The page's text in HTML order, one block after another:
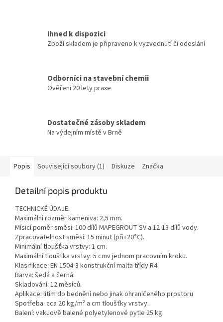
Ihned k dispozici
Zboží skladem je připraveno k vyzvednutí či odeslání
Odborníci na stavební chemii
Ověřeni 20 lety praxe
Dostatečné zásoby skladem
Na výdejním místě v Brně
Popis Související soubory (1) Diskuze Značka
Detailní popis produktu
TECHNICKÉ ÚDAJE:
Maximální rozměr kameniva: 2,5 mm.
Mísicí poměr směsi: 100 dílů MAPEGROUT SV a 12-13 dílů vody.
Zpracovatelnost směsi: 15 minut (při+20°C).
Minimální tloušťka vrstvy: 1 cm.
Maximální tloušťka vrstvy: 5 cmv jednom pracovním kroku.
Klasifikace: EN 1504-3 konstrukční malta třídy R4.
Barva: šedá a černá.
Skladování: 12 měsíců.
Aplikace: litím do bednění nebo jinak ohraničeného prostoru
Spotřeba: cca 20 kg/m² a cm tloušťky vrstvy.
Balení: vakuově balené polyetylenové pytle 25 kg.